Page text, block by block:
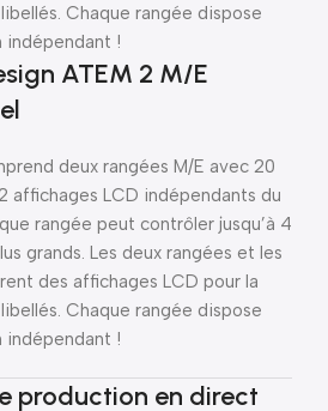
Chaque rangée dispose
indépendant !
ATEM 2 M/E
deux rangées M/E avec 20
affichages LCD indépendants du
rangée peut contrôler jusqu’à 4
grands. Les deux rangées et les
des affichages LCD pour la
Chaque rangée dispose
indépendant !
production en direct